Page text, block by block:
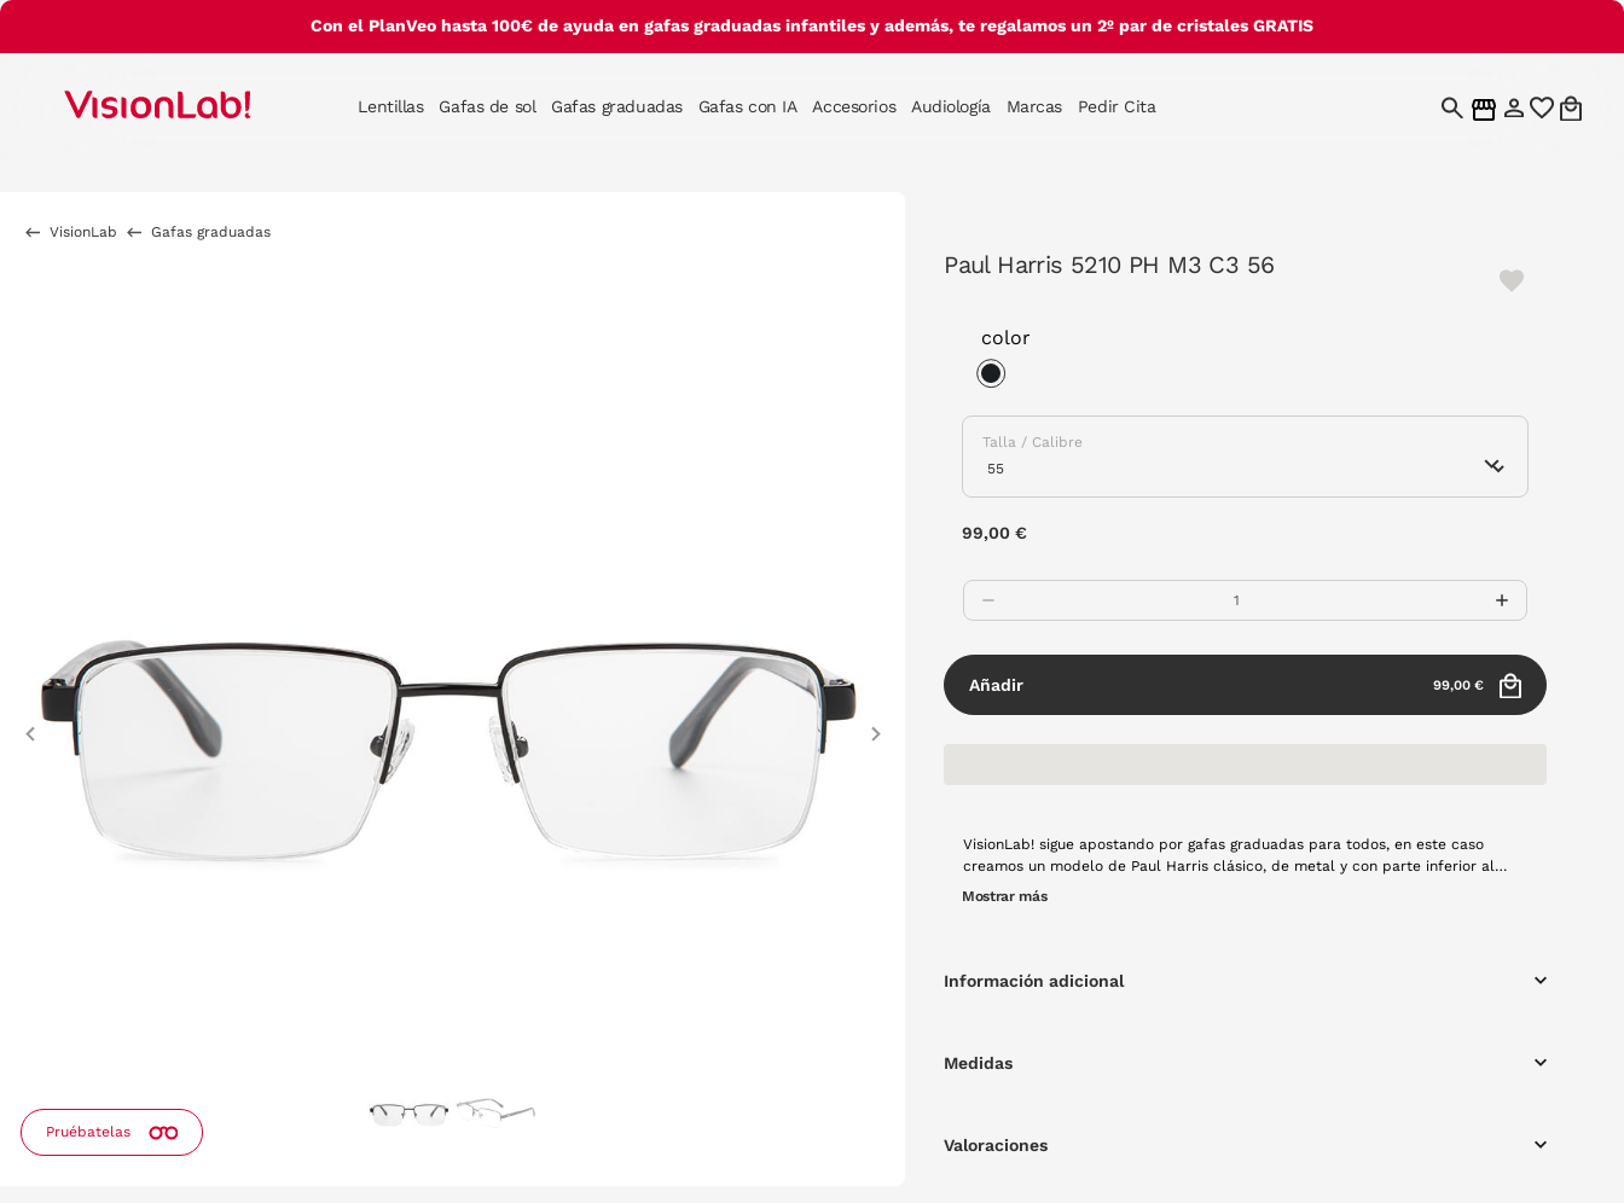
Con el PlanVeo hasta 100€ de ayuda en gafas graduadas infantiles y además, te regalamos un 2º par de cristales GRATIS
Lentillas Gafas de sol Gafas graduadas Gafas con IA Accesorios Audiología Marcas Pedir Cita
VisionLab Gafas graduadas
Pruébatelas
Previous
Paul Harris 5210 PH M3 C3 56
color
Talla / Calibre
99,00 €
Añadir 99,00 €
VisionLab! sigue apostando por gafas graduadas para todos, en este caso
creamos un modelo de Paul Harris clásico, de metal y con parte inferior al
aire, aportando ligereza a la gafa. Monturas de todos los estilos y para todos
Mostrar más
Información adicional
Medidas
Valoraciones